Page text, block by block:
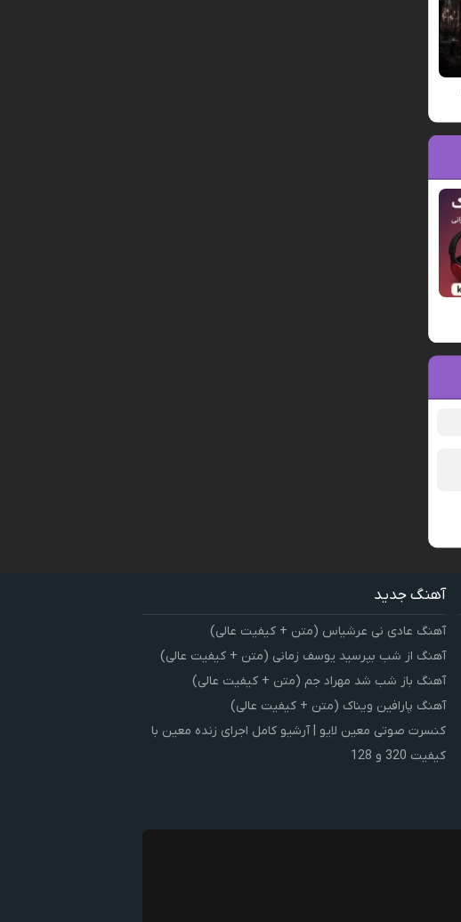
آهنگ جدید
آهنگ عادی نی عرشیاس (متن + کیفیت عالی)
آهنگ از شب بپرسید یوسف زمانی (متن + کیفیت عالی)
آهنگ باز شب شد مهراد جم (متن + کیفیت عالی)
آهنگ پارافین ویناک (متن + کیفیت عالی)
کنسرت صوتی معین لایو | آرشیو کامل اجرای زنده معین با
کیفیت 320 و 128